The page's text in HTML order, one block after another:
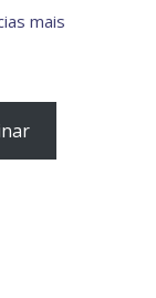
mais